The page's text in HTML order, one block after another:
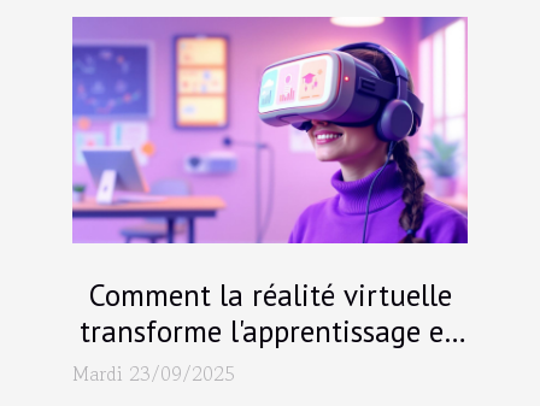
Comment la réalité virtuelle
transforme l'apprentissage en
ligne ?
Mardi 23/09/2025